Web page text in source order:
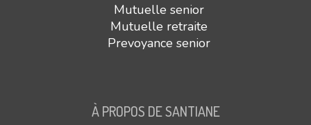
Mutuelle senior
Mutuelle retraite
Prevoyance senior
À PROPOS DE SANTIANE